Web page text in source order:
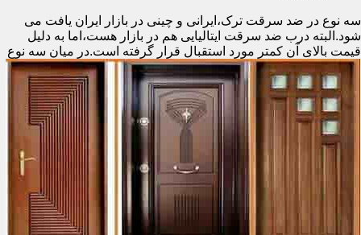
سه نوع در ضد سرقت ترک،ایرانی و چینی در بازار ایران یافت می
شود.البته درب ضد سرقت ایتالیایی هم در بازار هست،اما به دلیل
قیمت بالای آن کمتر مورد استقبال قرار گرفته است.در میان سه نوع